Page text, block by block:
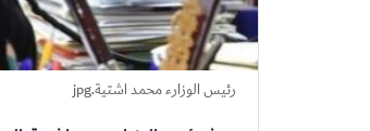
رئيس الوزارء محمد اشتية.jpg